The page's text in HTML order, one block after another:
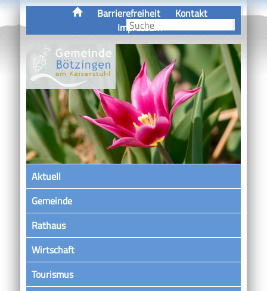
Barrierefreiheit
Kontakt
Impressum
Aktuell
Gemeinde
Rathaus
Wirtschaft
Tourismus